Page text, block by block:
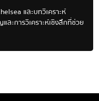
และบทวิเคราะห์
ะการวิเคราะห์เชิงลึกที่ช่วย